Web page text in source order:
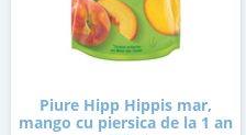
Piure Hipp Hippis mar,
mango cu piersica de la 1 an